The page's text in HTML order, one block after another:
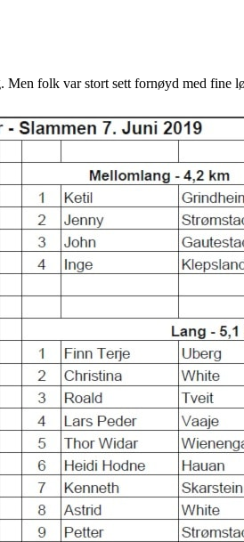
Men folk var stort sett fornøyd med fine